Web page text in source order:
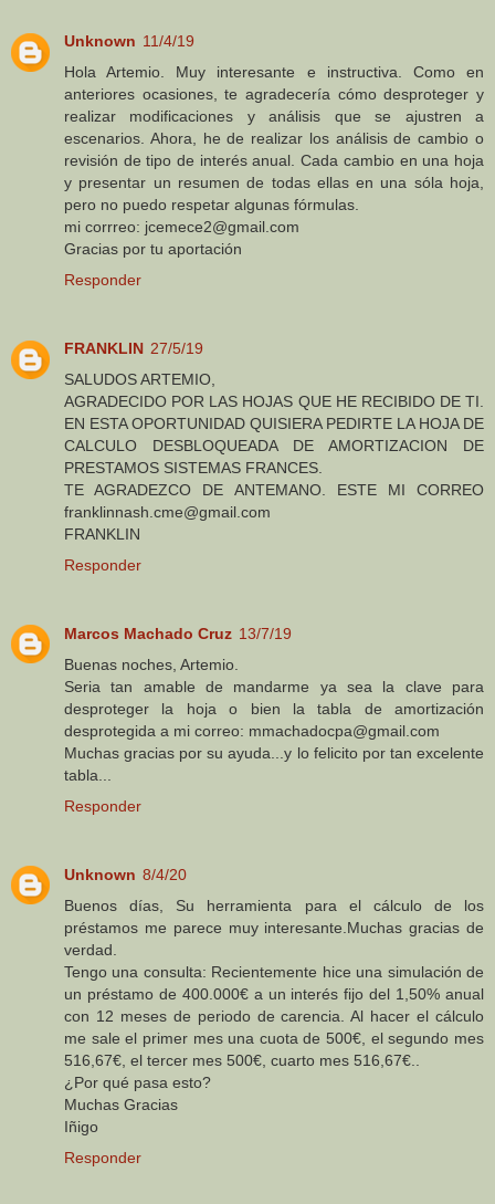
Unknown 11/4/19
Hola Artemio. Muy interesante e instructiva. Como en
anteriores ocasiones, te agradecería cómo desproteger y
realizar modificaciones y análisis que se ajustren a
escenarios. Ahora, he de realizar los análisis de cambio o
revisión de tipo de interés anual. Cada cambio en una hoja
y presentar un resumen de todas ellas en una sóla hoja,
pero no puedo respetar algunas fórmulas.
mi corrreo: jcemece2@gmail.com
Gracias por tu aportación
Responder
FRANKLIN 27/5/19
SALUDOS ARTEMIO,
AGRADECIDO POR LAS HOJAS QUE HE RECIBIDO DE TI.
EN ESTA OPORTUNIDAD QUISIERA PEDIRTE LA HOJA DE
CALCULO DESBLOQUEADA DE AMORTIZACION DE
PRESTAMOS SISTEMAS FRANCES.
TE AGRADEZCO DE ANTEMANO. ESTE MI CORREO
franklinnash.cme@gmail.com
FRANKLIN
Responder
Marcos Machado Cruz 13/7/19
Buenas noches, Artemio.
Seria tan amable de mandarme ya sea la clave para
desproteger la hoja o bien la tabla de amortización
desprotegida a mi correo: mmachadocpa@gmail.com
Muchas gracias por su ayuda...y lo felicito por tan excelente
tabla...
Responder
Unknown 8/4/20
Buenos días, Su herramienta para el cálculo de los
préstamos me parece muy interesante.Muchas gracias de
verdad.
Tengo una consulta: Recientemente hice una simulación de
un préstamo de 400.000€ a un interés fijo del 1,50% anual
con 12 meses de periodo de carencia. Al hacer el cálculo
me sale el primer mes una cuota de 500€, el segundo mes
516,67€, el tercer mes 500€, cuarto mes 516,67€..
¿Por qué pasa esto?
Muchas Gracias
Iñigo
Responder